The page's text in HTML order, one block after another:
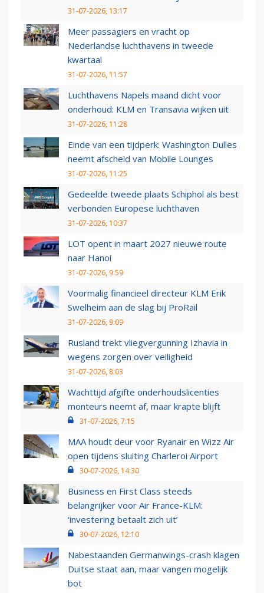
31-07-2026, 13:17
Meer passagiers en vracht op
Nederlandse luchthavens in tweede
kwartaal
31-07-2026, 11:57
Luchthavens Napels maand dicht voor
onderhoud: KLM en Transavia wijken uit
31-07-2026, 11:28
Einde van een tijdperk: Washington Dulles
neemt afscheid van Mobile Lounges
31-07-2026, 11:25
Gedeelde tweede plaats Schiphol als best
verbonden Europese luchthaven
31-07-2026, 10:37
LOT opent in maart 2027 nieuwe route
naar Hanoi
31-07-2026, 9:59
Voormalig financieel directeur KLM Erik
Swelheim aan de slag bij ProRail
31-07-2026, 9:09
Rusland trekt vliegvergunning Izhavia in
wegens zorgen over veiligheid
31-07-2026, 8:03
Wachttijd afgifte onderhoudslicenties
monteurs neemt af, maar krapte blijft
31-07-2026, 7:15
MAA houdt deur voor Ryanair en Wizz Air
open tijdens sluiting Charleroi Airport
30-07-2026, 14:30
Business en First Class steeds
belangrijker voor Air France-KLM:
‘investering betaalt zich uit’
30-07-2026, 12:10
Nabestaanden Germanwings-crash klagen
Duitse staat aan, maar vangen mogelijk
bot